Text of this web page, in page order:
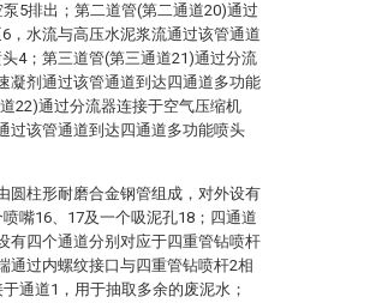
5排出；第二道管(第二通道20)通过
，水流与高压水泥浆流通过该管通道
4；第三道管(第三通道21)通过分流
凝剂通过该管通道到达四通道多功能
22)通过分流器连接于空气压缩机
过该管通道到达四通道多功能喷头
圆柱形耐磨合金钢管组成，对外设有
嘴16、17及一个吸泥孔18；四通道
有四个通道分别对应于四重管钻喷杆
通过内螺纹接口与四重管钻喷杆2相
通道1，用于抽取多余的废泥水；